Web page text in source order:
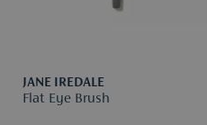
JANE IREDALE
Flat Eye Brush